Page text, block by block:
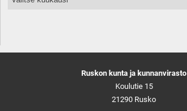
Ruskon kunta ja kunnanvirasto
Koulutie 15
21290 Rusko